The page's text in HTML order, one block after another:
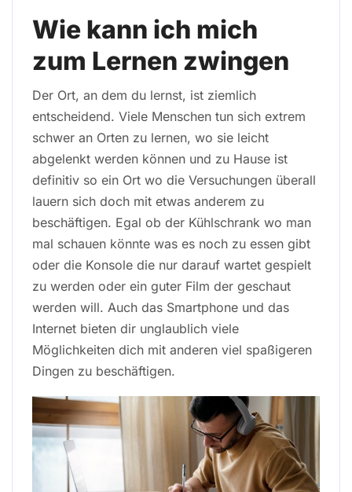
Wie kann ich mich
zum Lernen zwingen
Der Ort, an dem du lernst, ist ziemlich
entscheidend. Viele Menschen tun sich extrem
schwer an Orten zu lernen, wo sie leicht
abgelenkt werden können und zu Hause ist
definitiv so ein Ort wo die Versuchungen überall
lauern sich doch mit etwas anderem zu
beschäftigen. Egal ob der Kühlschrank wo man
mal schauen könnte was es noch zu essen gibt
oder die Konsole die nur darauf wartet gespielt
zu werden oder ein guter Film der geschaut
werden will. Auch das Smartphone und das
Internet bieten dir unglaublich viele
Möglichkeiten dich mit anderen viel spaßigeren
Dingen zu beschäftigen.